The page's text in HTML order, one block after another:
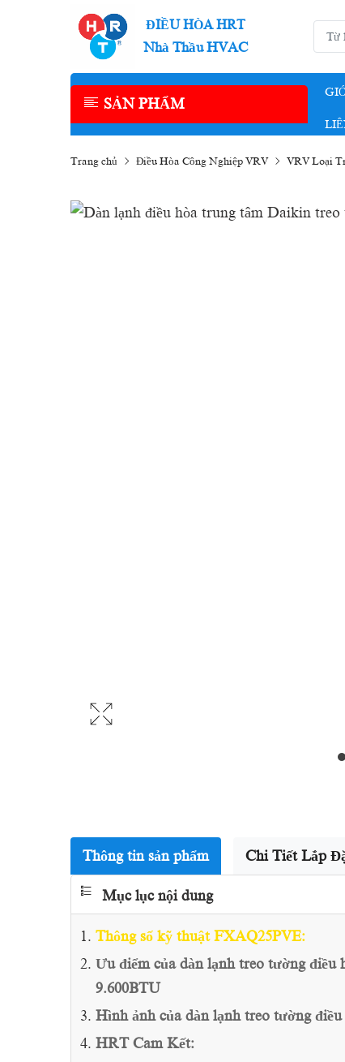
ĐIỀU HÒA HRT
Nhà Thầu HVAC
SẢN PHẨM
Trang chủ Điều Hòa Công Nghiệp VRV VRV Loại
Thông tin sản phẩm Chi Tiết Lắp
Mục lục nội dung
Thông số kỹ thuật FXAQ25PVE:
Ưu điểm của dàn lạnh treo tường
9.600BTU
Hình ảnh của dàn lạnh treo tường
HRT Cam Kết: